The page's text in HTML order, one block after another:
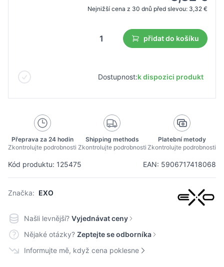
Kód produktu: 125475 EAN: 5906717418068
Značka: EXO
Nejnižší cena z 30 dnů před slevou: 3,32 €
přidat do košíku
Dostupnost:k dispozici produkt
Přeprava za 24 hodin
Zkontrolujte podrobnosti
Shipping methods
Zkontrolujte podrobnosti
Platební metody
Zkontrolujte podrobnosti
Našli levnější? Vyjednávat ceny
Nějaké otázky? Zeptejte se odborníka
Informujte mě, když cena poklesne